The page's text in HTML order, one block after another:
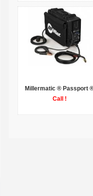
Millermatic ® Passport
Call !